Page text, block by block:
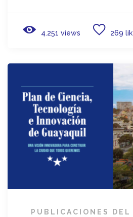
4.251 views 269
PUBLICACIONES DEL